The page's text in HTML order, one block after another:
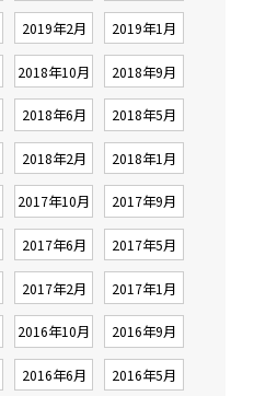
2019年2月 2019年1月
2018年10月 2018年9月
2018年6月 2018年5月
2018年2月 2018年1月
2017年10月 2017年9月
2017年6月 2017年5月
2017年2月 2017年1月
2016年10月 2016年9月
2016年6月 2016年5月